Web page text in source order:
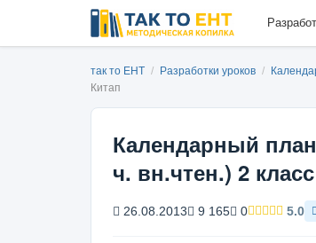
так то ЕНТ / Разработки уроков /
Китап
Календарный
ч. вн.чтен.) 2
26.08.2013 9 165 0 5.0